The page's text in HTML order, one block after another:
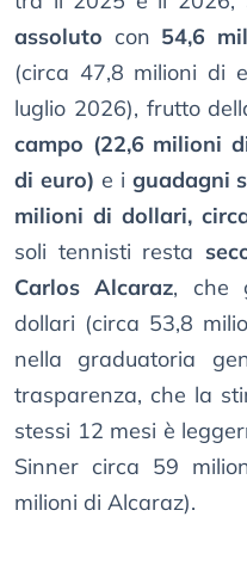
assoluto con 54,6
(circa 47,8 milioni di
luglio 2026), frutto
campo (22,6 milioni
di euro) e i guadagni
milioni di dollari,
soli tennisti resta
Carlos Alcaraz, che
dollari (circa 53,8
nella graduatoria
trasparenza, che la
stessi 12 mesi è
Sinner circa 59
milioni di Alcaraz).